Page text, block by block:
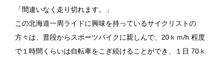
「間違いなく走り切れます。」
この北海道一周ライドに興味を持っているサイクリストの
方々は、普段からスポーツバイクに親しんで、20ｋｍ/h 程度
で１時間くらいは自転車をこぎ続けることができ、１日 70ｋ